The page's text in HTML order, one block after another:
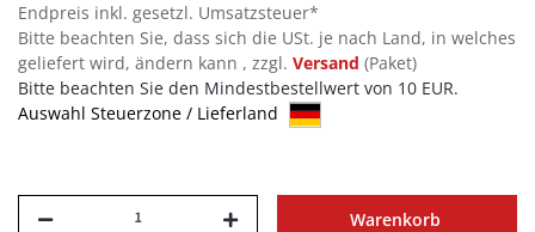
Endpreis inkl. gesetzl. Umsatzsteuer*
Bitte beachten Sie, dass sich die USt. je nach Land, in welches
geliefert wird, ändern kann , zzgl. Versand (Paket)
Bitte beachten Sie den Mindestbestellwert von 10 EUR.
Auswahl Steuerzone / Lieferland
Warenkorb